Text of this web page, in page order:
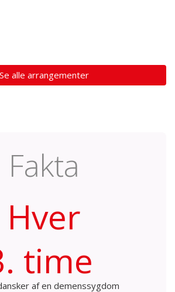
Se alle arrangementer
Fakta
Hver
time
af en demenssygdom